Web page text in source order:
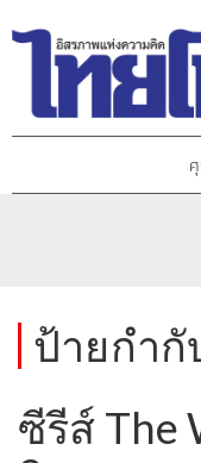
ป้ายกำกั
ซีรีส์ The